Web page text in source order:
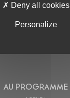
AU PROGRAMME
Deny all cookies
Personalize